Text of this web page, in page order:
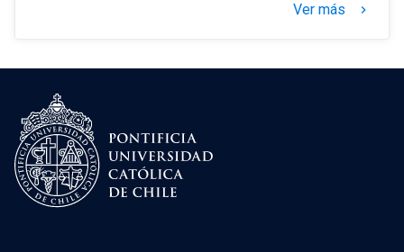
Ver más keyboard_arrow_right